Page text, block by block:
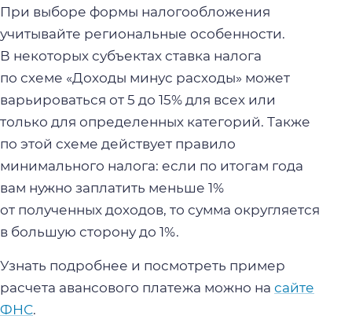
При выборе формы налогообложения
учитывайте региональные особенности.
В некоторых субъектах ставка налога
по схеме «Доходы минус расходы» может
варьироваться от 5 до 15% для всех или
только для определенных категорий. Также
по этой схеме действует правило
минимального налога: если по итогам года
вам нужно заплатить меньше 1%
от полученных доходов, то сумма округляется
в большую сторону до 1%.
Узнать подробнее и посмотреть пример
расчета авансового платежа можно на сайте
ФНС.